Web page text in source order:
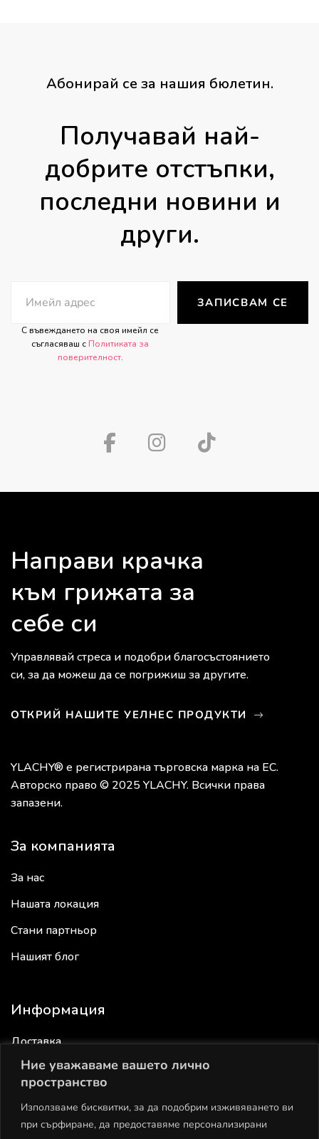
Ние уважаваме вашето лично
пространство
Използваме бисквитки, за да подобрим изживяването ви
при сърфиране, да предоставяме персонализирани
Абонирай се за нашия бюлетин.
Получавай най-
добрите отстъпки,
последни новини и
други.
С въвеждането на своя имейл се
съгласяваш с Политиката за
поверителност.
ЗАПИСВАМ СЕ
Направи крачка
към грижата за
себе си
Управлявай стреса и подобри благосъстоянието
си, за да можеш да се погрижиш за другите.
ОТКРИЙ НАШИТЕ УЕЛНЕС ПРОДУКТИ
YLACHY® е регистрирана търговска марка на ЕС.
Авторско право © 2025 YLACHY. Всички права
запазени.
За компанията
За нас
Нашата локация
Стани партньор
Нашият блог
Информация
Доставка
Връщане
Общи условия
Политика за поверителност